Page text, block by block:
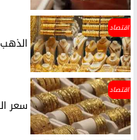
اقتصاد
الذهب
اقتصاد
سعر